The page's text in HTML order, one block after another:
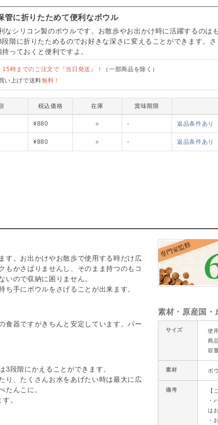
管に折りたためて便利なボウル
なシリコン製のボウルです。お散歩やお出かけ時に活躍するのは
階に折りたためるのでお好きな深さに変えることができます。さ
っておくと便利ですよ。
15時までのご注文で『当日発送』！
（一部商品を除く）
い上げで送料無料！
税込価格 在庫 賞味期限
¥880 ○ -
返品条件あり
¥880 ○ - 返品条件あり
す。お出かけやお散歩で使用する時だけ広
もかさばりませんし、そのまま持つのもコ
いので収納に困りません。
手にボウルをさげることが出来ます。
食器ですがきちんと安定しています。パー
段階にかえることができます。
り、たくさんお水をあげたい時は最大に広
たんこに。
。
素材・原産国・
サイズ
使
商
容
素材 ボ
備考
【
・
は
・